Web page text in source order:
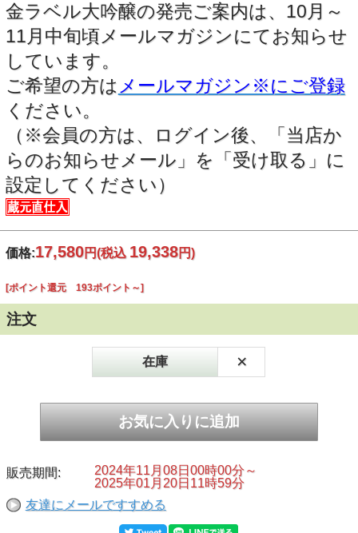
金ラベル大吟醸の発売ご案内は、10月～
11月中旬頃メールマガジンにてお知らせ
しています。
ご希望の方は メールマガジン※にご登録
ください。
（※会員の方は、ログイン後、「当店か
らのお知らせメール」を「受け取る」に
設定してください）
価格:17,580円(税込 19,338円)
[ポイント還元 193ポイント～]
注文
在庫 ×
販売期間:
2024年11月08日00時00分～
2025年01月20日11時59分
友達にメールですすめる